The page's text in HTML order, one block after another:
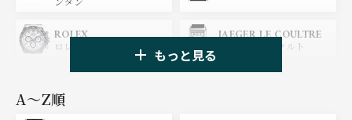
ROLEX
ロレックス
JAEGER LE COULTRE
ジャガー・ルクルト
パネライ
もっと見る
A〜Z順